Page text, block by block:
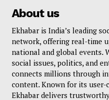
About us
Ekhabar is India’s leading
network, offering real-time
national and global events.
social issues, politics, and
connects millions through
content. Known for its user-
Ekhabar delivers